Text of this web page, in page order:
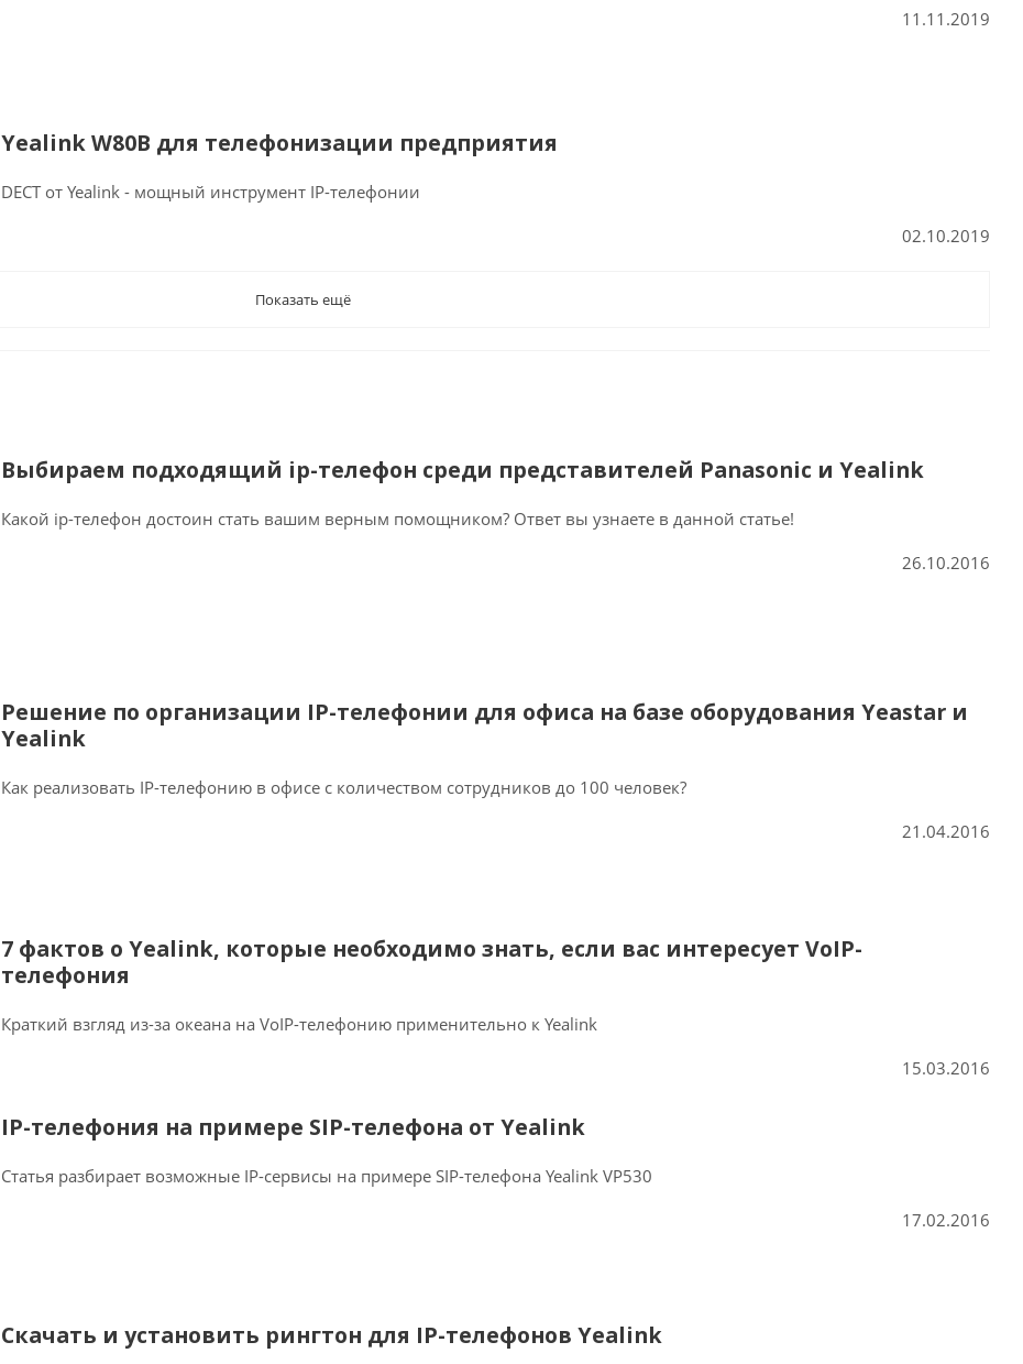
11.11.2019
Yealink W80B для телефонизации предприятия
DECT от Yealink - мощный инструмент IP-телефонии
02.10.2019
Показать ещё
Выбираем подходящий ip-телефон среди представителей Panasonic и Yealink
Какой ip-телефон достоин стать вашим верным помощником? Ответ вы узнаете в данной статье!
26.10.2016
Решение по организации IP-телефонии для офиса на базе оборудования Yeastar и
Yealink
Как реализовать IP-телефонию в офисе с количеством сотрудников до 100 человек?
21.04.2016
7 фактов о Yealink, которые необходимо знать, если вас интересует VoIP-
телефония
Краткий взгляд из-за океана на VoIP-телефонию применительно к Yealink
15.03.2016
IP-телефония на примере SIP-телефона от Yealink
Статья разбирает возможные IP-сервисы на примере SIP-телефона Yealink VP530
17.02.2016
Скачать и установить рингтон для IP-телефонов Yealink